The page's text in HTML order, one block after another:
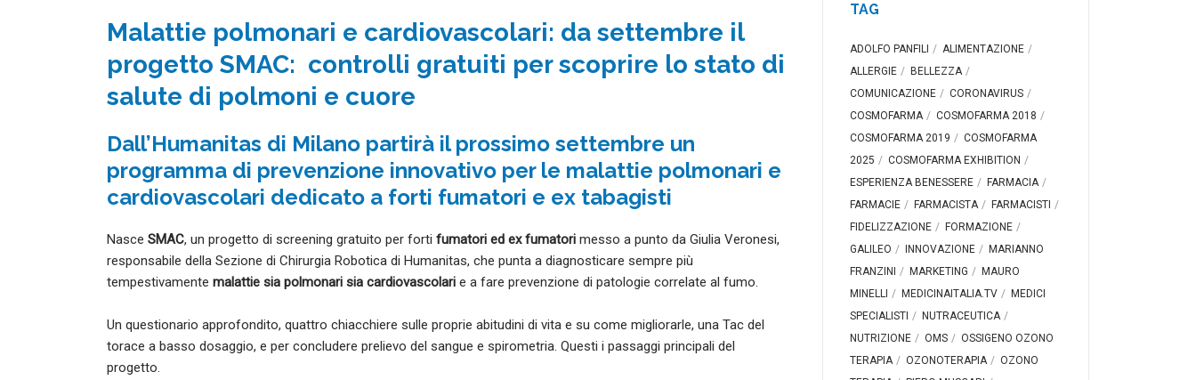
Malattie polmonari e cardiovascolari: da settembre il
progetto SMAC: controlli gratuiti per scoprire lo stato di
salute di polmoni e cuore
Dall’Humanitas di Milano partirà il prossimo settembre un
programma di prevenzione innovativo per le malattie polmonari e
cardiovascolari dedicato a forti fumatori e ex tabagisti
Nasce SMAC, un progetto di screening gratuito per forti fumatori ed ex fumatori messo a punto da Giulia Veronesi,
responsabile della Sezione di Chirurgia Robotica di Humanitas, che punta a diagnosticare sempre più
tempestivamente malattie sia polmonari sia cardiovascolari e a fare prevenzione di patologie correlate al fumo.
Un questionario approfondito, quattro chiacchiere sulle proprie abitudini di vita e su come migliorarle, una Tac del
torace a basso dosaggio, e per concludere prelievo del sangue e spirometria. Questi i passaggi principali del
progetto.
TAG
ADOLFO PANFILI
ALIMENTAZIONE
ALLERGIE
BELLEZZA
COMUNICAZIONE
CORONAVIRUS
COSMOFARMA
COSMOFARMA 2018
COSMOFARMA 2019
COSMOFARMA
2025
COSMOFARMA EXHIBITION
ESPERIENZA BENESSERE
FARMACIA
FARMACIE
FARMACISTA
FARMACISTI
FIDELIZZAZIONE
FORMAZIONE
GALILEO
INNOVAZIONE
MARIANNO
FRANZINI
MARKETING
MAURO
MINELLI
MEDICINAITALIA.TV
MEDICI
SPECIALISTI
NUTRACEUTICA
NUTRIZIONE
OMS
OSSIGENO OZONO
TERAPIA
OZONOTERAPIA
OZONO